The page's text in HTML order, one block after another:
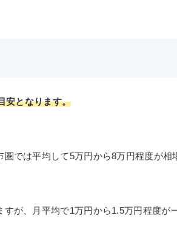
安となります。
では平均して5万円から8万円程度が相
が、月平均で1万円から1.5万円程度が